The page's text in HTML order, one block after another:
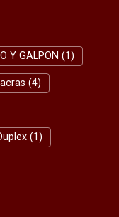
Y GALPON (1)
(4)
(1)